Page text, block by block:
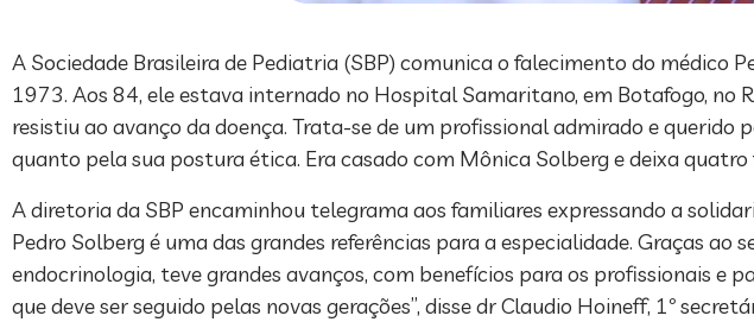
A Sociedade Brasileira de Pediatria (SBP) comunica o falecimento do médico
1973. Aos 84, ele estava internado no Hospital Samaritano, em Botafogo, no
resistiu ao avanço da doença. Trata-se de um profissional admirado e
quanto pela sua postura ética. Era casado com Mônica Solberg e deixa quatro
A diretoria da SBP encaminhou telegrama aos familiares expressando a
Pedro Solberg é uma das grandes referências para a especialidade. Graças ao
endocrinologia, teve grandes avanços, com benefícios para os profissionais e
que deve ser seguido pelas novas gerações”, disse dr Claudio Hoineff, 1º